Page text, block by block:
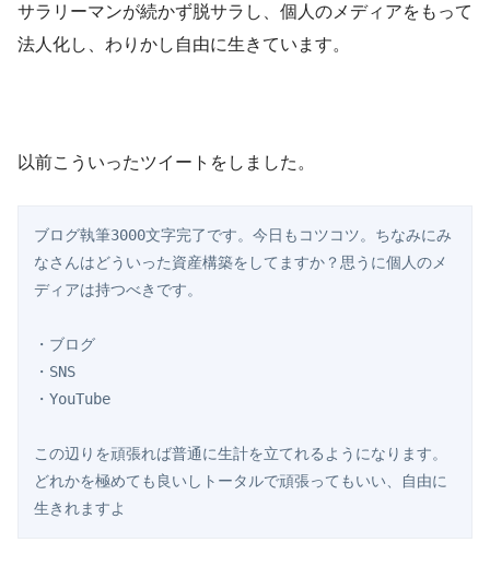
サラリーマンが続かず脱サラし、個人のメディアをもって
法人化し、わりかし自由に生きています。
以前こういったツイートをしました。
ブログ執筆3000文字完了です。今日もコツコツ。ちなみにみ
なさんはどういった資産構築をしてますか？思うに個人のメ
ディアは持つべきです。
・ブログ
・SNS
・YouTube
この辺りを頑張れば普通に生計を立てれるようになります。
どれかを極めても良いしトータルで頑張ってもいい、自由に
生きれますよ